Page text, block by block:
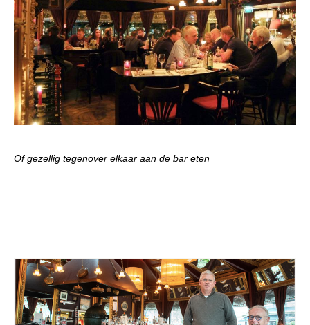
Of gezellig tegenover elkaar aan de bar eten